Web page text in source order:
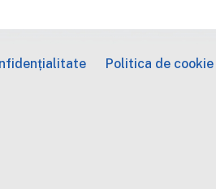
Politica de cookie